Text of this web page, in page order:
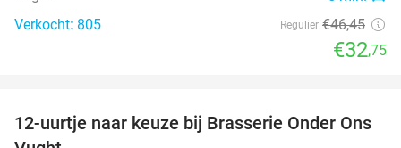
Verkocht: 805 Regulier €46,45
€32,75
31%
12-uurtje naar keuze bij Brasserie Onder Ons